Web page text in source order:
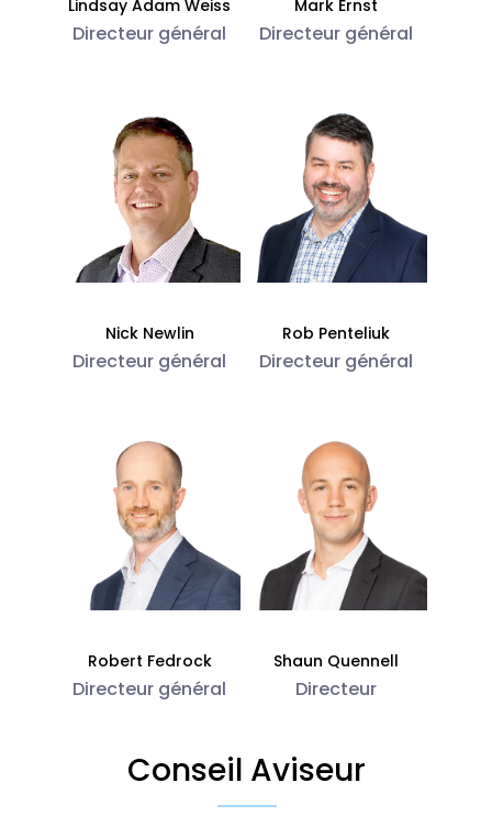
Lindsay Adam Weiss
Directeur général
Mark Ernst
Directeur général
Nick Newlin
Directeur général
Rob Penteliuk
Directeur général
Robert Fedrock
Directeur général
Shaun Quennell
Directeur
Conseil Aviseur